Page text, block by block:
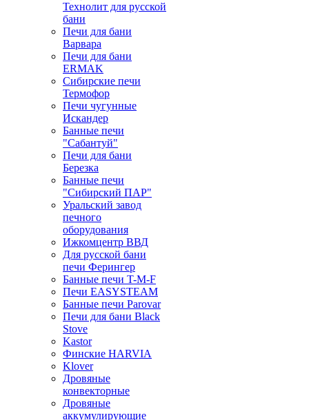
Технолит для русской
бани
Печи для бани
Варвара
Печи для бани
ERMAK
Сибирские печи
Термофор
Печи чугунные
Искандер
Банные печи
"Сабантуй"
Печи для бани
Березка
Банные печи
"Сибирский ПАР"
Уральский завод
печного
оборудования
Ижкомцентр ВВД
Для русской бани
печи Ферингер
Банные печи T-M-F
Печи EASYSTEAM
Банные печи Parovar
Печи для бани Black
Stove
Kastor
Финские HARVIA
Klover
Дровяные
конвекторные
Дровяные
аккумулирующие